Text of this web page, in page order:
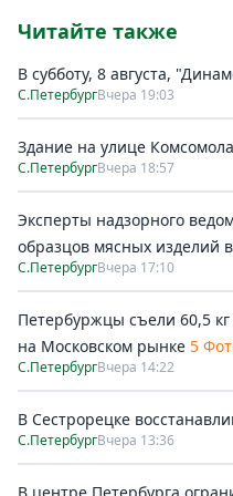
Читайте также
В субботу, 8 августа,
С.ПетербургВчера 19:03
Здание на улице
С.ПетербургВчера 18:57
Эксперты надзорного
образцов мясных изделий
С.ПетербургВчера 17:10
Петербуржцы съели 60,5
на Московском рынке 5
С.ПетербургВчера 14:22
В Сестрорецке
С.ПетербургВчера 13:36